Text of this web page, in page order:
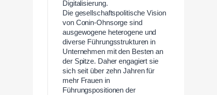
Digitalisierung.
Die gesellschaftspolitische Vision
von Conin-Ohnsorge sind
ausgewogene heterogene und
diverse Führungsstrukturen in
Unternehmen mit den Besten an
der Spitze. Daher engagiert sie
sich seit über zehn Jahren für
mehr Frauen in
Führungspositionen der